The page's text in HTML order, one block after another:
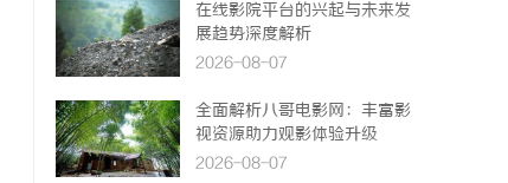
在线影院平台的兴起与未来发
展趋势深度解析
2026-08-07
全面解析八哥电影网：丰富影
视资源助力观影体验升级
2026-08-07